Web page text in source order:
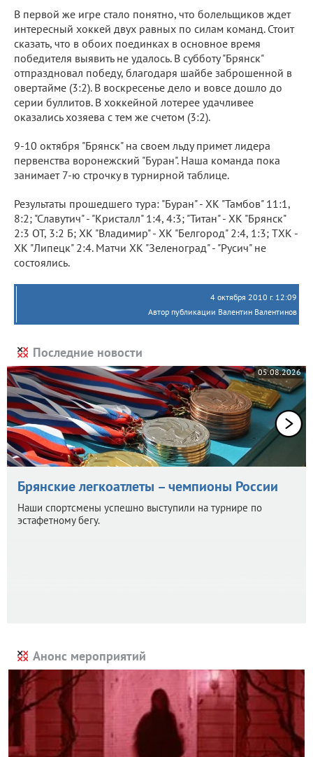
В первой же игре стало понятно, что болельщиков ждет
интересный хоккей двух равных по силам команд. Стоит
сказать, что в обоих поединках в основное время
победителя выявить не удалось. В субботу "Брянск"
отпраздновал победу, благодаря шайбе заброшенной в
овертайме (3:2). В воскресенье дело и вовсе дошло до
серии буллитов. В хоккейной лотерее удачливее
оказались хозяева с тем же счетом (3:2).
9-10 октября "Брянск" на своем льду примет лидера
первенства воронежский "Буран". Наша команда пока
занимает 7-ю строчку в турнирной таблице.
Результаты прошедшего тура: "Буран" - ХК "Тамбов" 11:1,
8:2; "Славутич" - "Кристалл" 1:4, 4:3; "Титан" - ХК "Брянск"
2:3 ОТ, 3:2 Б; ХК "Владимир" - ХК "Белгород" 2:4, 1:3; ТХК -
ХК "Липецк" 2:4. Матчи ХК "Зеленоград" - "Русич" не
состоялись.
4 октября 2010 г. 12:09
Автор публикации Валентин Валентинов
Последние новости
05.08.2026
Брянские легкоатлеты – чемпионы России
Наши спортсмены успешно выступили на турнире по
эстафетному бегу.
Анонс мероприятий